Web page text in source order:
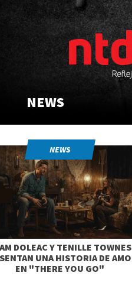
NEWS
NEWS
DOLEAC Y TENILLE TOWNES
UNA HISTORIA DE
EN "THERE YOU GO"